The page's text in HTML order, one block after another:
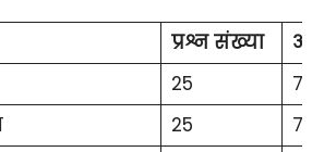
प्रश्न संख्या
25
75
25
75